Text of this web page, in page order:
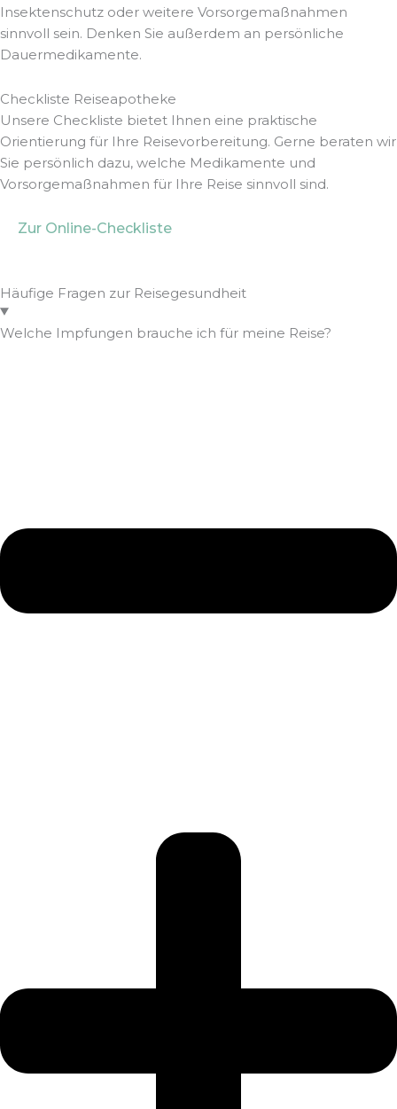
Insektenschutz oder weitere Vorsorgemaßnahmen
sinnvoll sein. Denken Sie außerdem an persönliche
Dauermedikamente.
Checkliste Reiseapotheke
Unsere Checkliste bietet Ihnen eine praktische
Orientierung für Ihre Reisevorbereitung. Gerne beraten wir
Sie persönlich dazu, welche Medikamente und
Vorsorgemaßnahmen für Ihre Reise sinnvoll sind.
Zur Online-Checkliste
Häufige Fragen zur Reisegesundheit
Welche Impfungen brauche ich für meine Reise?